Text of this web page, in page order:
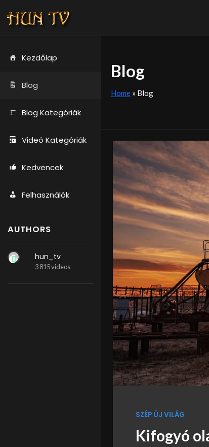
Kezdőlap
Blog
Blog Kategóriák
Videó Kategóriák
Kedvencek
Felhasználók
AUTHORS
hun_tv
3 815 videos
Blog
Home» Blog
SZÉP ÚJ VILÁG
Kifogyó